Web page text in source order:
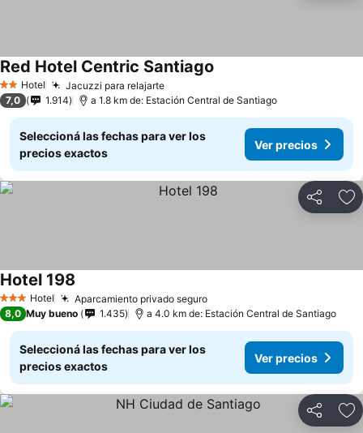
2 Estrellas
Hotel Jacuzzi para relajarte
Red Hotel Centric Santiago
7,0 1.914 a 1.8 km de: Estación Central de Santiago
Seleccioná las fechas para ver los
precios exactos
Ver precios
Compartir
3 Estrellas
Hotel Aparcamiento privado seguro
Hotel 198
8,0 Muy bueno 1.435 a 4.0 km de: Estación Central de Santiago
Seleccioná las fechas para ver los
precios exactos
Ver precios
Compartir